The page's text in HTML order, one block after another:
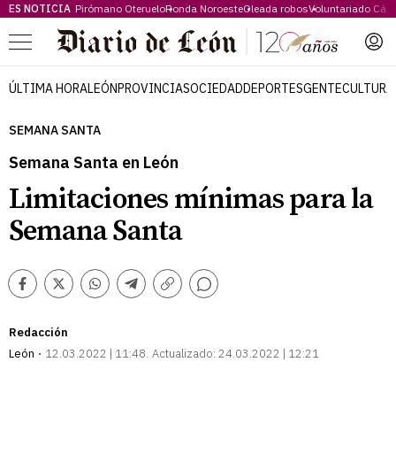
ES NOTICIA Pirómano OterueloRonda NoroesteOleada robosVoluntariado
Menú
ÚLTIMA HORALEÓNPROVINCIASOCIEDADDEPORTESGENTECULTURA
SEMANA SANTA
Semana Santa en León
Limitaciones mínimas para la
Semana Santa
Facebook
TwitterWhatsappTelegram
Copiar
Comentarios
Redacción
León
12.03.2022 | 11:48 Actualizado: 24.03.2022 | 12:21